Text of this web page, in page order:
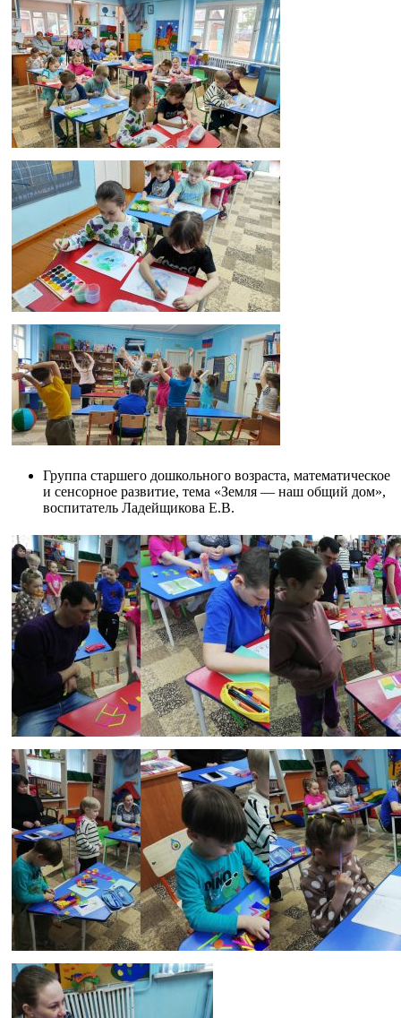
Группа старшего дошкольного возраста, математическое
и сенсорное развитие, тема «Земля — наш общий дом»,
воспитатель Ладейщикова Е.В.